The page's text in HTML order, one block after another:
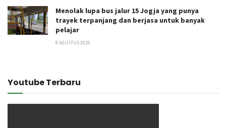
Menolak lupa bus jalur 15 Jogja yang punya
trayek terpanjang dan berjasa untuk banyak
pelajar
8 AGUSTUS 2026
Youtube Terbaru